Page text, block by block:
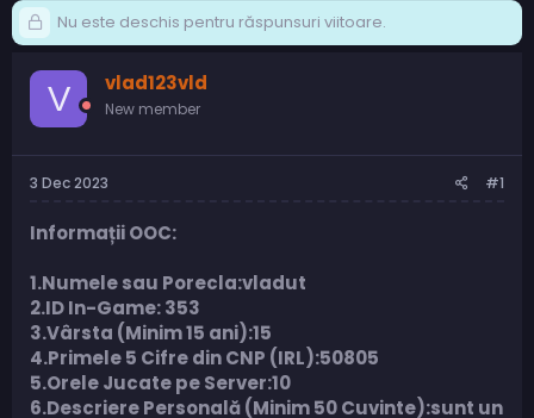
Nu este deschis pentru răspunsuri viitoare.
V vlad123vld
New member
3 Dec 2023 #1
Informații OOC:
1.Numele sau Porecla:vladut
2.ID In-Game: 353
3.Vârsta (Minim 15 ani):15
4.Primele 5 Cifre din CNP (IRL):50805
5.Orele Jucate pe Server:10
6.Descriere Personală (Minim 50 Cuvinte):sunt un